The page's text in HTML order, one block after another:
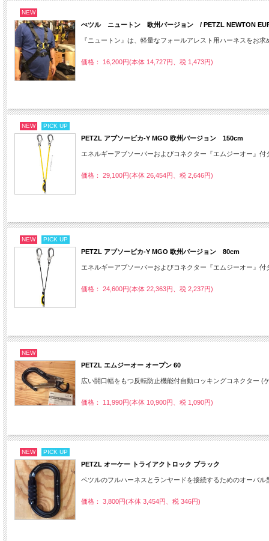
NEW
ぺツル ニュートン 欧州バージョン / PETZL NEWTON
『ニュートン』は、軽量なフォールアレスト用ハーネスをお求
価格： 16,200円(本体 14,727円、税 1,473円)
NEW PICK UP
PETZL アブソービカ-Y MGO 欧州バージョン 150cm
エネルギーアブソーバーおよびコネクター『エムジーオー』付
価格： 29,100円(本体 26,454円、税 2,646円)
NEW PICK UP
PETZL アブソービカ-Y MGO 欧州バージョン 80cm
エネルギーアブソーバーおよびコネクター『エムジーオー』付
価格： 24,600円(本体 22,363円、税 2,237円)
NEW
PETZL エムジーオー オープン 60
広い開口幅をもつ反転防止機能付自動ロッキングコネクター (
価格： 11,990円(本体 10,900円、税 1,090円)
NEW PICK UP
PETZL オーケー トライアクトロック ブラック
ペツルのフルハーネスとランヤードを接続するためのオーバル
価格： 3,800円(本体 3,454円、税 346円)